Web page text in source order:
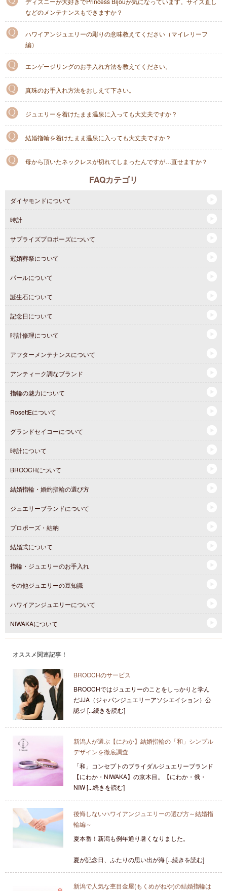
などのメンテナンスもできますか？
ハワイアンジュエリーの彫りの意味教えてください（マイレリーフ
編）
エンゲージリングのお手入れ方法を教えてください。
真珠のお手入れ方法をおしえて下さい。
ジュエリーを着けたまま温泉に入っても大丈夫ですか？
結婚指輪を着けたまま温泉に入っても大丈夫ですか？
母から頂いたネックレスが切れてしまったんですが…直せますか？
FAQカテゴリ
ダイヤモンドについて
時計
サプライズプロポーズについて
冠婚葬祭について
パールについて
誕生石について
記念日について
時計修理について
アフターメンテナンスについて
アンティーク調なブランド
指輪の魅力について
RosettEについて
グランドセイコーについて
時計について
BROOCHについて
結婚指輪・婚約指輪の選び方
ジュエリーブランドについて
プロポーズ・結納
結婚式について
指輪・ジュエリーのお手入れ
その他ジュエリーの豆知識
ハワイアンジュエリーについて
NIWAKAについて
オススメ関連記事！
BROOCHのサービス
BROOCHではジュエリーのことをしっかりと学ん
だJJA（ジャパンジュエリーアソシエイション）公
認ジ [...続きを読む]
新潟人が選ぶ【にわか】結婚指輪の「和」シンプル
デザインを徹底調査
「和」コンセプトのブライダルジュエリーブランド
【にわか・NIWAKA】の京木目。【にわか・俄・
NIW [...続きを読む]
後悔しないハワイアンジュエリーの選び方～結婚指
輪編～
夏本番！新潟も例年通り暑くなりました。
夏が記念日、ふたりの思い出が海 [...続きを読む]
新潟で人気な杢目金屋(もくめがねや)の結婚指輪は